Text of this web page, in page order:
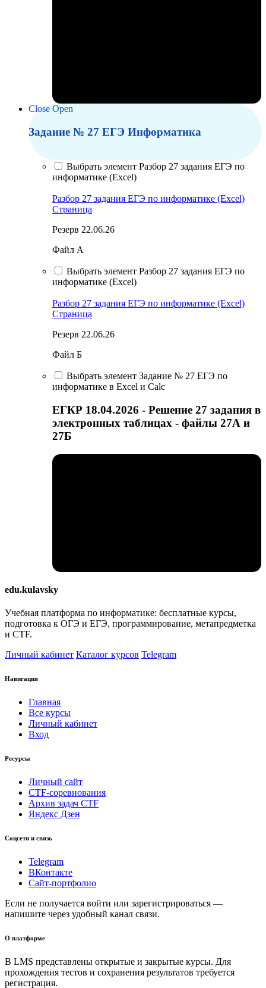
Close Open
Задание № 27 ЕГЭ Информатика
Выбрать элемент Разбор 27 задания ЕГЭ по
информатике (Excel)
Разбор 27 задания ЕГЭ по информатике (Excel)
Страница
Резерв 22.06.26
Файл А
Выбрать элемент Разбор 27 задания ЕГЭ по
информатике (Excel)
Разбор 27 задания ЕГЭ по информатике (Excel)
Страница
Резерв 22.06.26
Файл Б
Выбрать элемент Задание № 27 ЕГЭ по
информатике в Excel и Calc
ЕГКР 18.04.2026 - Решение 27 задания в
электронных таблицах - файлы 27А и
27Б
edu.kulavsky
Учебная платформа по информатике: бесплатные курсы,
подготовка к ОГЭ и ЕГЭ, программирование, метапредметка
и CTF.
Личный кабинет Каталог курсов Telegram
Навигация
Главная
Все курсы
Личный кабинет
Вход
Ресурсы
Личный сайт
CTF-соревнования
Архив задач CTF
Яндекс Дзен
Соцсети и связь
Telegram
ВКонтакте
Сайт-портфолио
Если не получается войти или зарегистрироваться —
напишите через удобный канал связи.
О платформе
В LMS представлены открытые и закрытые курсы. Для
прохождения тестов и сохранения результатов требуется
регистрация.